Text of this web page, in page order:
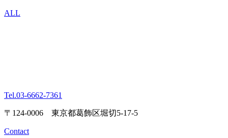
ALL
Tel.03-6662-7361
〒124-0006 東京都葛飾区堀切5-17-5
Contact